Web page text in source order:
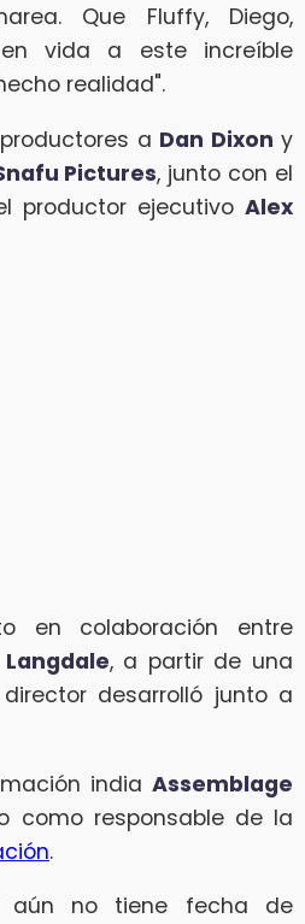
Que Fluffy, Diego,
vida a este increíble
realidad".
a Dan Dixon y
Pictures, junto con el
productor ejecutivoAlex
en colaboración entre
, a partir de una
desarrolló junto a
india Assemblage
como responsable de la
.
aún no tiene fecha de